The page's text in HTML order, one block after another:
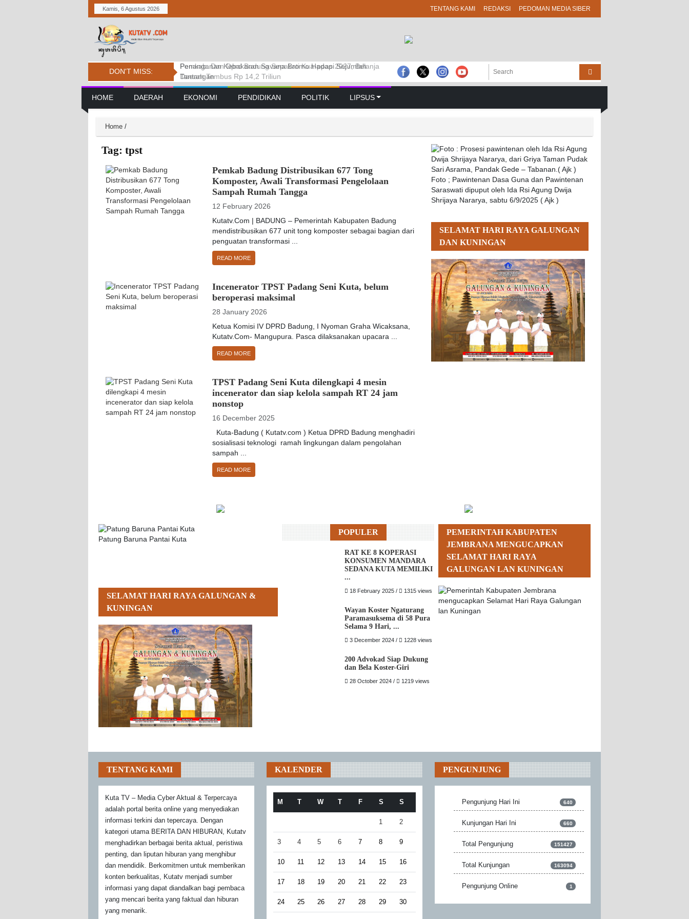
Kamis, 6 Agustus 2026 TENTANG KAMI REDAKSI PEDOMAN MEDIA SIBER
DON'T MISS:
Pemkab. Dan Dprd Badung Sepakati Kua-ppas 2027, Belanja
Daerah Tembus Rp 14,2 Triliun
DPRD BADUNG GELAR RAPAT PARIPURNA MASA
PERSIDANGAN PERTAMA TAHUN SIDANG 2026 – 2027
Penanganan Kebakaran Savana Bromo Hadapi Sejumlah
Tantangan
Main Navigation
HOME DAERAH EKONOMI PENDIDIKAN POLITIK LIPSUS
Home /
Tag: tpst
Pemkab Badung Distribusikan 677 Tong
Komposter, Awali Transformasi Pengelolaan
Sampah Rumah Tangga
12 February 2026
Kutatv.Com | BADUNG – Pemerintah Kabupaten Badung
mendistribusikan 677 unit tong komposter sebagai bagian dari
penguatan transformasi ...
READ MORE
Incenerator TPST Padang Seni Kuta, belum
beroperasi maksimal
28 January 2026
Ketua Komisi IV DPRD Badung, I Nyoman Graha Wicaksana,
Kutatv.Com- Mangupura. Pasca dilaksanakan upacara ...
READ MORE
TPST Padang Seni Kuta dilengkapi 4 mesin
incenerator dan siap kelola sampah RT 24 jam
nonstop
16 December 2025
Kuta-Badung ( Kutatv.com ) Ketua DPRD Badung menghadiri
sosialisasi teknologi ramah lingkungan dalam pengolahan
sampah ...
READ MORE
Foto ; Pawintenan Dasa Guna dan Pawintenan
Saraswati dipuput oleh Ida Rsi Agung Dwija
Shrijaya Nararya, sabtu 6/9/2025 ( Ajk )
SELAMAT HARI RAYA GALUNGAN
DAN KUNINGAN
Patung Baruna Pantai Kuta
SELAMAT HARI RAYA GALUNGAN &
KUNINGAN
POPULER
RAT KE 8 KOPERASI
KONSUMEN MANDARA
SEDANA KUTA MEMILIKI
...
18 February 2025 / 1315 views
Wayan Koster Ngaturang
Paramasuksema di 58 Pura
Selama 9 Hari, ...
3 December 2024 / 1228 views
200 Advokad Siap Dukung
dan Bela Koster-Giri
28 October 2024 / 1219 views
PEMERINTAH KABUPATEN
JEMBRANA MENGUCAPKAN
SELAMAT HARI RAYA
GALUNGAN LAN KUNINGAN
TENTANG KAMI
Kuta TV – Media Cyber Aktual & Terpercaya
adalah portal berita online yang menyediakan
informasi terkini dan tepercaya. Dengan
kategori utama BERITA DAN HIBURAN, Kutatv
menghadirkan berbagai berita aktual, peristiwa
penting, dan liputan hiburan yang menghibur
dan mendidik. Berkomitmen untuk memberikan
konten berkualitas, Kutatv menjadi sumber
informasi yang dapat diandalkan bagi pembaca
yang mencari berita yang faktual dan hiburan
yang menarik.
KALENDER
M T W T F S S
1 2
3 4 5 6 7 8 9
10 11 12 13 14 15 16
17 18 19 20 21 22 23
24 25 26 27 28 29 30
PENGUNJUNG
Pengunjung Hari Ini 640
Kunjungan Hari Ini 660
Total Pengunjung 151427
Total Kunjungan 163094
Pengunjung Online 1